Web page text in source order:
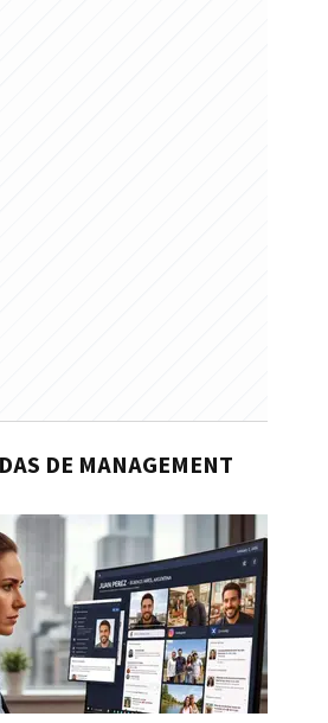
DE MANAGEMENT